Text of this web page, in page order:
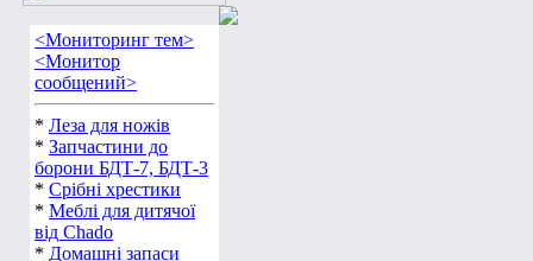
<Мониторинг тем>
<Монитор
сообщений>
* Леза для ножів
* Запчастини до
борони БДТ-7, БДТ-3
* Срібні хрестики
* Меблі для дитячої
від Chado
* Домашні запаси